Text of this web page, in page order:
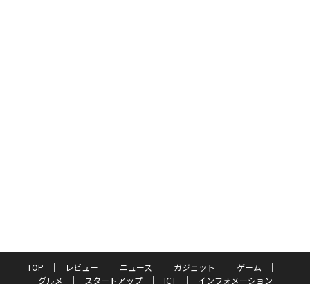
TOP レビュー ニュース ガジェット
ゲーム
グルメ
スタートアップ ICT インフォメーション